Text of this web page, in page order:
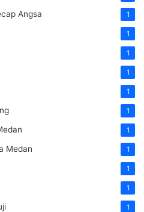
Angsa 1
1
1
1
1
1
1
Medan 1
1
1
1